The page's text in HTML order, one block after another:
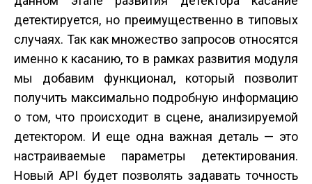
детектируется, но преимущественно в типовых
случаях. Так как множество запросов относятся
именно к касанию, то в рамках развития модуля
мы добавим функционал, который позволит
получить максимально подробную информацию
о том, что происходит в сцене, анализируемой
детектором. И еще одна важная деталь — это
настраиваемые параметры детектирования.
Новый API будет позволять задавать точность